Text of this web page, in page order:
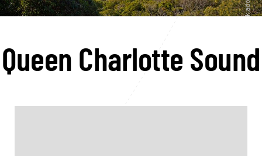
Queen Charlotte Sound